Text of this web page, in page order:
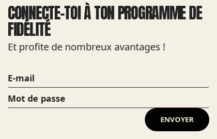
CONNECTE-TOI À TON PROGRAMME DE
FIDÉLITÉ
Et profite de nombreux avantages !
ENVOYER